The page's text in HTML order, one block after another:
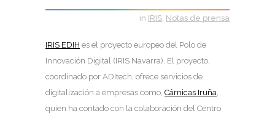
in IRIS Notas de prensa
IRIS EDIH es el proyecto europeo del Polo de
Innovación Digital (IRIS Navarra). El proyecto,
coordinado por ADItech, ofrece servicios de
digitalización a empresas como, Cárnicas Iruña
quien ha contado con la colaboración del Centro